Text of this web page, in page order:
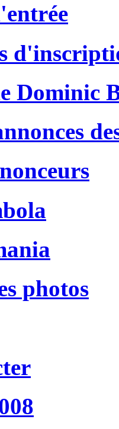
Dominic
photos